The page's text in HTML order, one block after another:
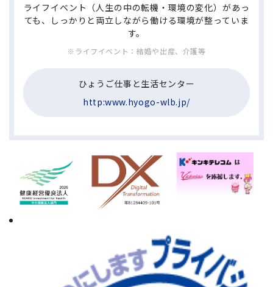
ライフイベント（人生の中の転機・環境の変化）があっ
ても、しっかりと両立しながら働ける環境が整っていま
す。
※ライフイベント：結婚や出産、介護等
ひょうご仕事と生活センター
http:www.hyogo-wlb.jp/